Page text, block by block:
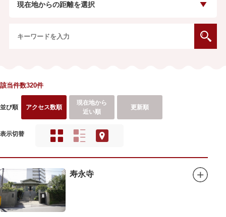
現在地からの距離を選択
該当件数320件
並び順 アクセス数順
現在地から
近い順
更新順
表示切替
寿永寺